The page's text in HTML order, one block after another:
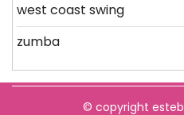
west coast swing
zumba
© copyright